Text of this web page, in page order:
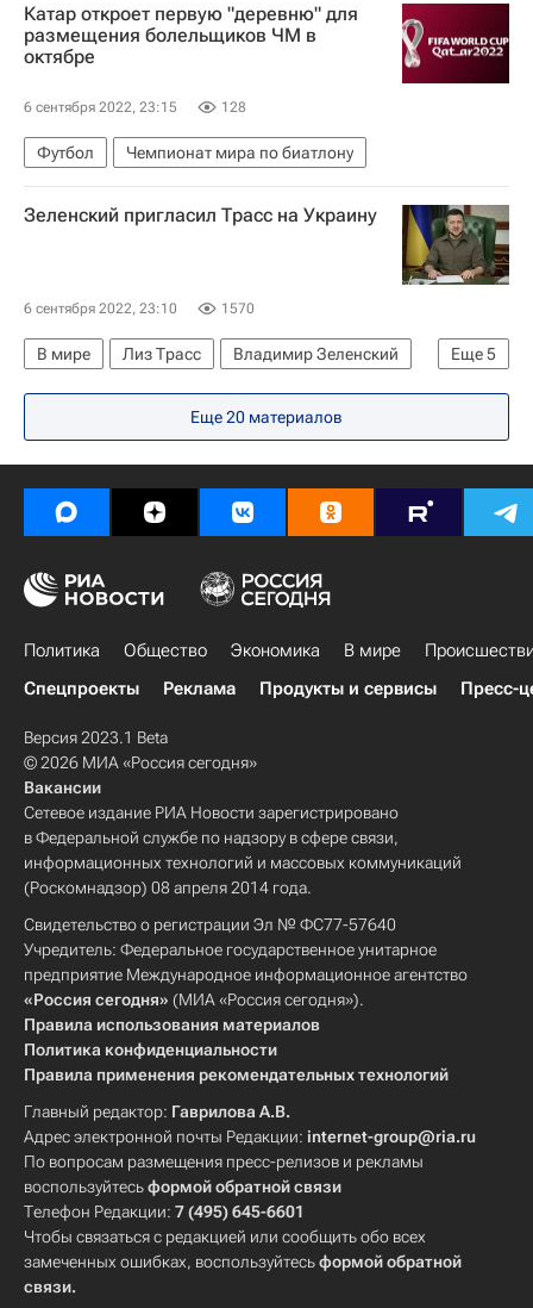
Лондон
Катар откроет первую "деревню" для
размещения болельщиков ЧМ в
октябре
6 сентября 2022, 23:15 128
Футбол Чемпионат мира по биатлону
Зеленский пригласил Трасс на Украину
6 сентября 2022, 23:10 1570
Еще5
В мире Лиз Трасс
Владимир Зеленский
Борис Джонсон
Украина Киев
Лондон
Еще 20 материалов
Политика Общество Экономика В мире
Спецпроекты
Реклама Продукты и сервисы Пресс-
Версия 2023.1 Beta
© 2026 МИА «Россия сегодня»
Вакансии
Сетевое издание РИА Новости зарегистрировано
в Федеральной службе по надзору в сфере связи,
информационных технологий и массовых коммуникаций
(Роскомнадзор) 08 апреля 2014 года.
Свидетельство о регистрации Эл № ФС77-57640
Учредитель: Федеральное государственное унитарное
предприятие Международное информационное агентство
«Россия сегодня» (МИА «Россия сегодня»).
Правила использования материалов
Политика конфиденциальности
Правила применения рекомендательных технологий
Главный редактор: Гаврилова А.В.
Адрес электронной почты Редакции: internet-group@ria.ru
По вопросам размещения пресс-релизов и рекламы
воспользуйтесьформой обратной связи
Телефон Редакции: 7 (495) 645-6601
Чтобы связаться с редакцией или сообщить обо всех
замеченных ошибках, воспользуйтесьформой обратной
связи.